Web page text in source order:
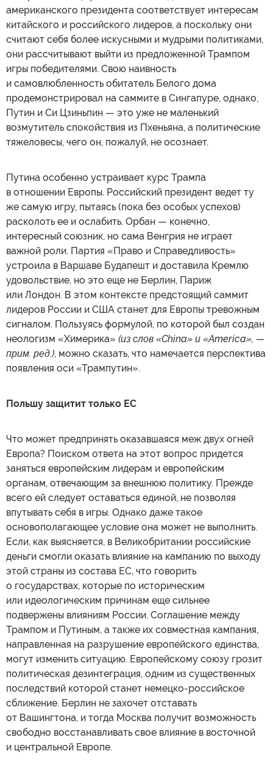
американского президента соответствует интересам
китайского и российского лидеров, а поскольку они
считают себя более искусными и мудрыми политиками,
они рассчитывают выйти из предложенной Трампом
игры победителями. Свою наивность
и самовлюбленность обитатель Белого дома
продемонстрировал на саммите в Сингапуре, однако,
Путин и Си Цзиньпин — это уже не маленький
возмутитель спокойствия из Пхеньяна, а политические
тяжеловесы, чего он, пожалуй, не осознает.
Путина особенно устраивает курс Трампа
в отношении Европы. Российский президент ведет ту
же самую игру, пытаясь (пока без особых успехов)
расколоть ее и ослабить. Орбан — конечно,
интересный союзник, но сама Венгрия не играет
важной роли. Партия «Право и Справедливость»
устроила в Варшаве Будапешт и доставила Кремлю
удовольствие, но это еще не Берлин, Париж
или Лондон. В этом контексте предстоящий саммит
лидеров России и США станет для Европы тревожным
сигналом. Пользуясь формулой, по которой был создан
неологизм «Химерика» (из слов «China» и «America», —
прим. ред.), можно сказать, что намечается перспектива
появления оси «Трампутин».
Польшу защитит только ЕС
Что может предпринять оказавшаяся меж двух огней
Европа? Поиском ответа на этот вопрос придется
заняться европейским лидерам и европейским
органам, отвечающим за внешнюю политику. Прежде
всего ей следует оставаться единой, не позволяя
впутывать себя в игры. Однако даже такое
основополагающее условие она может не выполнить.
Если, как выясняется, в Великобритании российские
деньги смогли оказать влияние на кампанию по выходу
этой страны из состава ЕС, что говорить
о государствах, которые по историческим
или идеологическим причинам еще сильнее
подвержены влияниям России. Соглашение между
Трампом и Путиным, а также их совместная кампания,
направленная на разрушение европейского единства,
могут изменить ситуацию. Европейскому союзу грозит
политическая дезинтеграция, одним из существенных
последствий которой станет немецко-российское
сближение. Берлин не захочет отставать
от Вашингтона, и тогда Москва получит возможность
свободно восстанавливать свое влияние в восточной
и центральной Европе.